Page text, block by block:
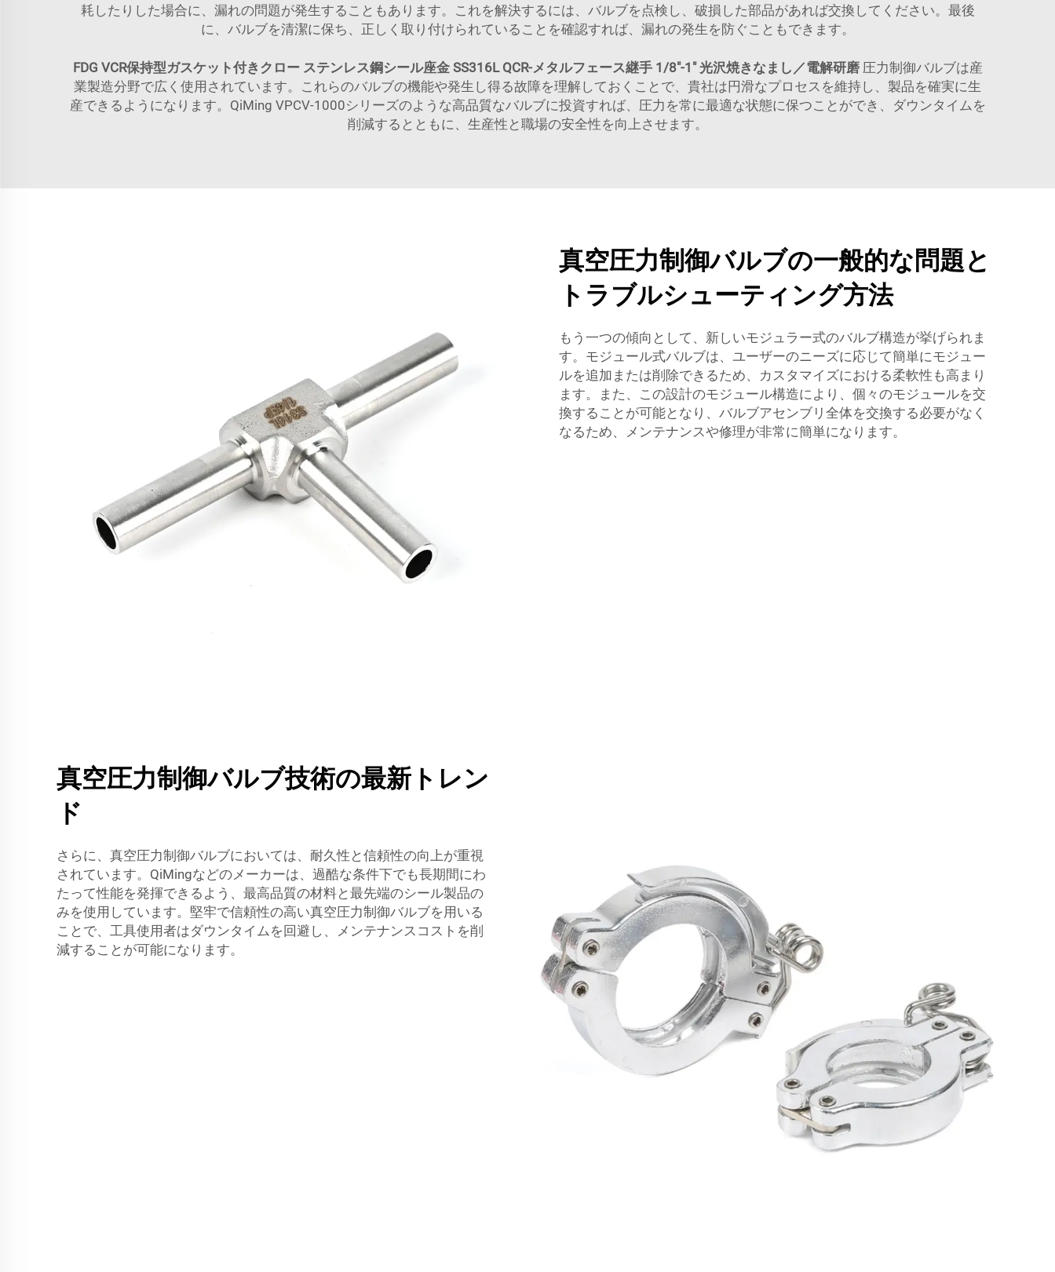
耗したりした場合に、漏れの問題が発生することもあります。これを解決するには、バルブを点検し、破損した部品があれば交換してください。最後
に、バルブを清潔に保ち、正しく取り付けられていることを確認すれば、漏れの発生を防ぐこともできます。
FDG VCR保持型ガスケット付きクロー ステンレス鋼シール座金 SS316L QCR-メタルフェース継手 1/8"-1" 光沢焼きなまし／電解研磨 圧力制御バルブは産
業製造分野で広く使用されています。これらのバルブの機能や発生し得る故障を理解しておくことで、貴社は円滑なプロセスを維持し、製品を確実に生
産できるようになります。QiMing VPCV-1000シリーズのような高品質なバルブに投資すれば、圧力を常に最適な状態に保つことができ、ダウンタイムを
削減するとともに、生産性と職場の安全性を向上させます。
真空圧力制御バルブの一般的な問題と
トラブルシューティング方法
もう一つの傾向として、新しいモジュラー式のバルブ構造が挙げられま
す。モジュール式バルブは、ユーザーのニーズに応じて簡単にモジュー
ルを追加または削除できるため、カスタマイズにおける柔軟性も高まり
ます。また、この設計のモジュール構造により、個々のモジュールを交
換することが可能となり、バルブアセンブリ全体を交換する必要がなく
なるため、メンテナンスや修理が非常に簡単になります。
真空圧力制御バルブ技術の最新トレン
ド
さらに、真空圧力制御バルブにおいては、耐久性と信頼性の向上が重視
されています。QiMingなどのメーカーは、過酷な条件下でも長期間にわ
たって性能を発揮できるよう、最高品質の材料と最先端のシール製品の
みを使用しています。堅牢で信頼性の高い真空圧力制御バルブを用いる
ことで、工具使用者はダウンタイムを回避し、メンテナンスコストを削
減することが可能になります。